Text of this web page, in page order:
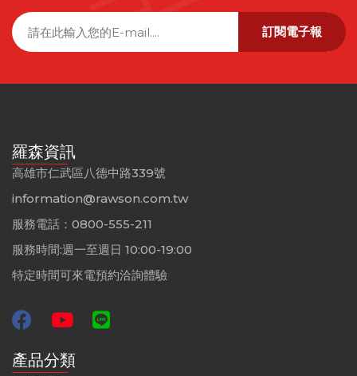
訂閱電子報
羅森資訊
高雄市仁武區八德中路339號
information@rawson.com.tw
服務電話：0800-555-211
服務時間:週一至週日 10:00-19:00
特定時間可來電預約洽詢體驗
產品分類